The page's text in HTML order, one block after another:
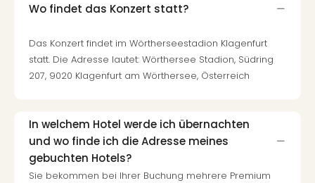
Wo findet das Konzert statt?
Das Konzert findet im Wörtherseestadion Klagenfurt
statt. Die Adresse lautet: Wörthersee Stadion, Südring
207, 9020 Klagenfurt am Wörthersee, Österreich
In welchem Hotel werde ich übernachten
und wo finde ich die Adresse meines
gebuchten Hotels?
Sie bekommen bei Ihrer Buchung mehrere Premium